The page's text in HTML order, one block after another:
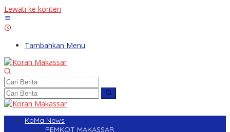
Lewati ke konten
Tambahkan Menu
KoMa News
PEMKOT MAKASSAR